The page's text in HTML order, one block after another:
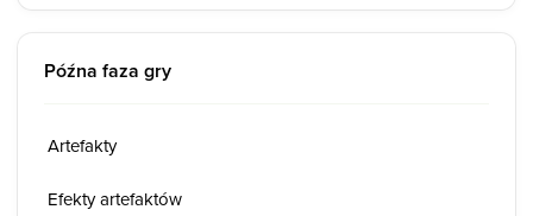
Późna faza gry
Artefakty
Efekty artefaktów